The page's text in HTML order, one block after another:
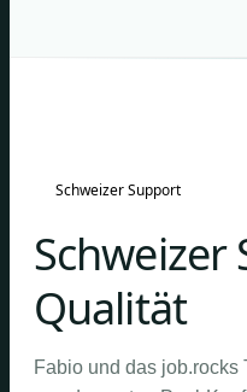
Schweizer Support
Schweizer
Qualität
Fabio und das